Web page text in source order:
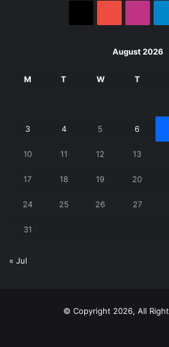
August 2026
M T W T
3 4 5 6
10 11 12 13
17 18 19 20
24 25 26 27
31
« Jul
© Copyright 2026, All